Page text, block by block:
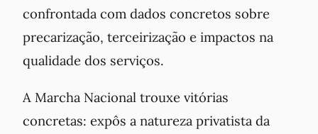
confrontada com dados concretos sobre
precarização, terceirização e impactos na
qualidade dos serviços.
A Marcha Nacional trouxe vitórias
concretas: expôs a natureza privatista da